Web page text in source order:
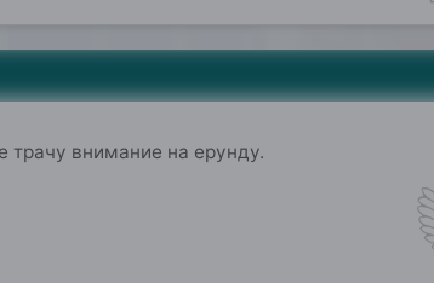
трачу внимание на ерунду.